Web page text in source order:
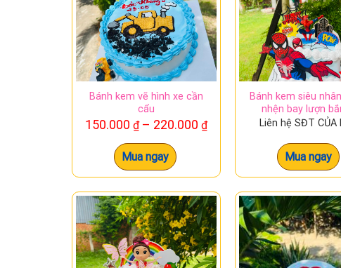
Nếu bạn đang tìm kiếm một món quà ý nghĩa
bánh kem sẽ là món quà thể hiện tình yêu
Bánh kem vẽ hình xe cần
cẩu
150.000 ₫ – 220.000 ₫Khoảng
giá:
đến
Mua ngay
Bánh kem siêu
nhện bay lượn
Liên hệ SĐT CỦA
Mua ngay